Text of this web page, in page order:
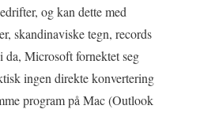
og kan dette med
skandinaviske tegn, records
Microsoft fornektet seg
ingen direkte konvertering
program på Mac (Outlook